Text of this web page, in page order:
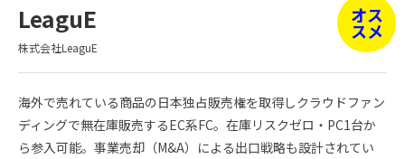
オス
スメ
LeaguE
株式会社LeaguE
海外で売れている商品の日本独占販売権を取得しクラウドファン
ディングで無在庫販売するEC系FC。在庫リスクゼロ・PC1台か
ら参入可能。事業売却（M&A）による出口戦略も設計されてい